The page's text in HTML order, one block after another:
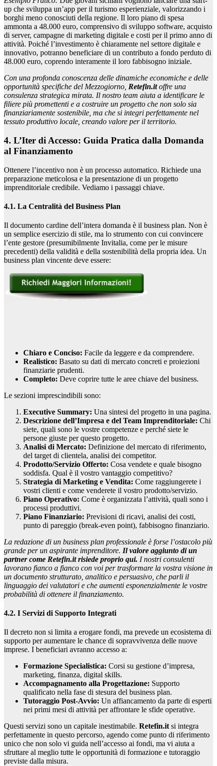
up che sviluppa un’app per il turismo esperienziale, valorizzando i
borghi meno conosciuti della regione. Il loro piano di spesa
ammonta a 48.000 euro, comprensivo di sviluppo software, acquisto
di server, campagne di marketing digitale e costi per il primo anno di
attività. Poiché l’investimento è chiaramente nel settore digitale e
innovativo, potranno beneficiare di un contributo a fondo perduto di
48.000 euro, coprendo interamente il loro fabbisogno iniziale.
Con una profonda conoscenza delle dinamiche economiche e delle
opportunità specifiche del Mezzogiorno, Retefin.itoffre una
consulenza strategica mirata. Il nostro team aiuta a identificare le
filiere più promettenti e a costruire un progetto che non solo sia
finanziariamente sostenibile, ma che si integri perfettamente nel
tessuto produttivo locale, creando valore per il territorio.
4. L’Iter di Accesso: Guida Pratica dalla Domanda
al Finanziamento
Ottenere l’incentivo non è un processo automatico. Richiede una
preparazione meticolosa e la presentazione di un progetto
imprenditoriale credibile. Vediamo i passaggi chiave.
4.1. La Centralità del Business Plan
Il documento cardine dell’intera domanda è il business plan. Non è
un semplice esercizio di stile, ma lo strumento con cui convincere
l’ente gestore (presumibilmente Invitalia, come per le misure
precedenti) della validità e della sostenibilità della propria idea. Un
business plan vincente deve essere:
Chiaro e Conciso: Facile da leggere e da comprendere.
Realistico: Basato su dati di mercato concreti e proiezioni
finanziarie prudenti.
Completo: Deve coprire tutte le aree chiave del business.
Le sezioni imprescindibili sono:
Executive Summary: Una sintesi del progetto in una pagina.
Descrizione dell’Impresa e del Team Imprenditoriale: Chi
siete, quali sono le vostre competenze e perché siete le
persone giuste per questo progetto.
Analisi di Mercato: Definizione del mercato di riferimento,
del target di clientela, analisi dei competitor.
Prodotto/Servizio Offerto: Cosa vendete e quale bisogno
soddisfa. Qual è il vostro vantaggio competitivo?
Strategia di Marketing e Vendita: Come raggiungerete i
vostri clienti e come venderete il vostro prodotto/servizio.
Piano Operativo: Come è organizzata l’attività, quali sono i
processi produttivi.
Piano Finanziario: Previsioni di ricavi, analisi dei costi,
punto di pareggio (break-even point), fabbisogno finanziario.
La redazione di un business plan professionale è forse l’ostacolo più
grande per un aspirante imprenditore. Il valore aggiunto di un
partner come Retefin.it risiede proprio qui. I nostri consulenti
lavorano fianco a fianco con voi per trasformare la vostra visione in
un documento strutturato, analitico e persuasivo, che parli il
linguaggio dei valutatori e che aumenti esponenzialmente le vostre
probabilità di ottenere il finanziamento.
4.2. I Servizi di Supporto Integrati
Il decreto non si limita a erogare fondi, ma prevede un ecosistema di
supporto per aumentare le chance di sopravvivenza delle nuove
imprese. I beneficiari avranno accesso a:
Formazione Specialistica: Corsi su gestione d’impresa,
marketing, finanza, digital skills.
Accompagnamento alla Progettazione: Supporto
qualificato nella fase di stesura del business plan.
Tutoraggio Post-Avvio: Un affiancamento da parte di esperti
nei primi mesi di attività per affrontare le sfide operative.
Questi servizi sono un capitale inestimabile. Retefin.it si integra
perfettamente in questo percorso, agendo come punto di riferimento
unico che non solo vi guida nell’accesso ai fondi, ma vi aiuta a
sfruttare al meglio tutte le opportunità di formazione e tutoraggio
previste dalla misura.